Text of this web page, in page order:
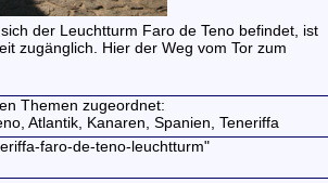
der Leuchtturm Faro de Teno befindet, ist
zugänglich. Hier der Weg vom Tor zum
Themen zugeordnet:
Atlantik, Kanaren, Spanien, Teneriffa
faro-de-teno-leuchtturm"